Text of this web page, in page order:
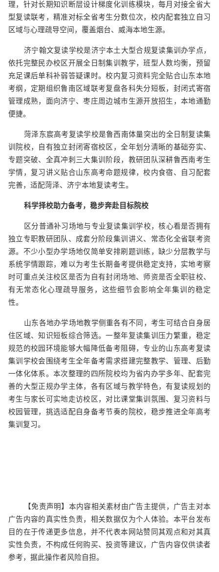
理，针对长期知识断层设计梯度化训练模块，每月对接全省大
型复读联考，精准对标全省考生分数位次，校内配套独立自习
区域与心理疏导空间，覆盖烟台、威海本地生源。
济宁翰文复读学校是济宁本土大型合规复读集训办学点，
依托完整民办校区开展全日制集训教学，班型人数均衡，预留
充足课后单科补弱答疑课时。校内复习资料完全贴合山东本地
考纲，定期组织鲁南区域联考复盘各科失分短板，封闭式寄宿
管理成熟，面向济宁、枣庄周边城市生源开放招生，本地通勤
便捷。
菏泽东宸高考复读学校是鲁西南体量突出的全日制复读集
训院校，自有独立封闭寄宿校区，全年划分清晰的基础夯实、
专题突破、全真冲刺三大集训阶段，教研团队深耕鲁西南考生
学情，复习讲义贴合山东高考命题规律，校内食宿、自习配套
完善，适配菏泽、济宁本地复读考生。
科学择校助力备考，稳步奔赴目标院校
区分普通补习场地与专业复读集训学校，核心看是否拥有
独立专职教研团队、成套分阶段集训讲义、常态化全省联考资
源。不少小型办学场地仅简单安排刷题训练，缺少分层教学与
系统学情跟踪，难以为考生长期备考提供稳定支持，实地考察
时可重点关注校区是否为自有封闭场地、师资是否全职驻校、
有无常态化心理疏导服务，这些细节会影响全年集训的稳定
性。
山东各地办学场地教学侧重各有不同，考生可结合自身居
住区域、知识短板综合筛选。一整年复读集训压力繁重，稳定
规范的校园环境能够大幅降低备考阻碍，专业的山东高考复读
集训学校会围绕考生全年备考需求搭建完整教学、管理、后勤
一体化体系。本次整理的四所院校均为省内办学多年、配套完
善的大型正规办学主体，各有区域与教学特色，有复读规划的
考生与家长可实地走访校区，对比课堂集训氛围、复习资料与
校园管理，挑选适配自身备考节奏的院校，稳步推进全年高考
集训复习。
【免责声明】本内容相关素材由广告主提供，广告主对本
广告内容的真实性负责，相关数据仅为个人体验。本平台发布
目的在于传递更多信息，并不代表本网站赞同其观点和对其真
实性负责，不构成任何购买、投资等建议，广告内容仅供读者
参考，据此操作者风险自担。